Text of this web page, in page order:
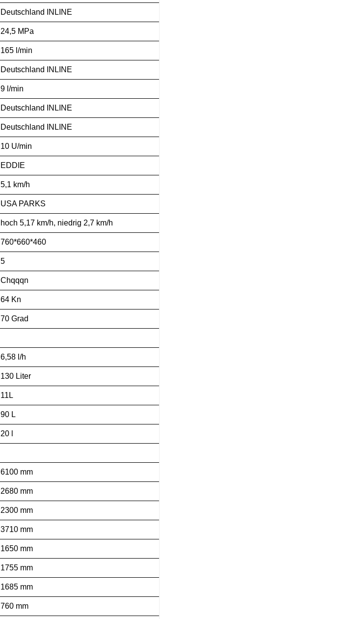
Deutschland INLINE
24,5 MPa
165 l/min
Deutschland INLINE
9 l/min
Deutschland INLINE
Deutschland INLINE
10 U/min
EDDIE
5,1 km/h
USA PARKS
hoch 5,17 km/h, niedrig 2,7 km/h
760*660*460
5
Chqqqn
64 Kn
70 Grad
6,58 l/h
130 Liter
11L
90 L
20 l
6100 mm
2680 mm
2300 mm
3710 mm
1650 mm
1755 mm
1685 mm
760 mm